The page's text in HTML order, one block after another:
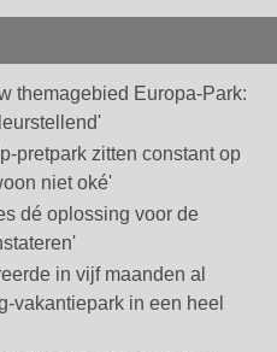
themagebied Europa-Park:
pretpark zitten constant op
niet oké'
dé oplossing voor de
in vijf maanden al
vakantiepark in een heel